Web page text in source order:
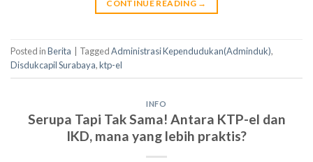
CONTINUE READING →
Posted inBerita TaggedAdministrasi Kependudukan(Adminduk),
Disdukcapil Surabaya,ktp-el
INFO
Serupa Tapi Tak Sama! Antara KTP-el dan
IKD, mana yang lebih praktis?